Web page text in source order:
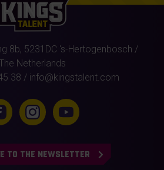
8b, 5231DC 's-Hertogenbosch /
Netherlands
38 / info@kingstalent.com
TO THE NEWSLETTER